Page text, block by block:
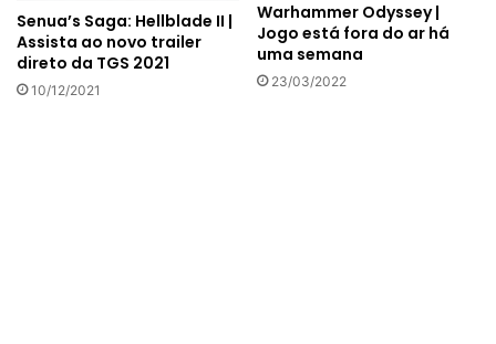
Senua’s Saga: Hellblade II |
Assista ao novo trailer
direto da TGS 2021
10/12/2021
Warhammer Odyssey |
Jogo está fora do ar há
uma semana
23/03/2022